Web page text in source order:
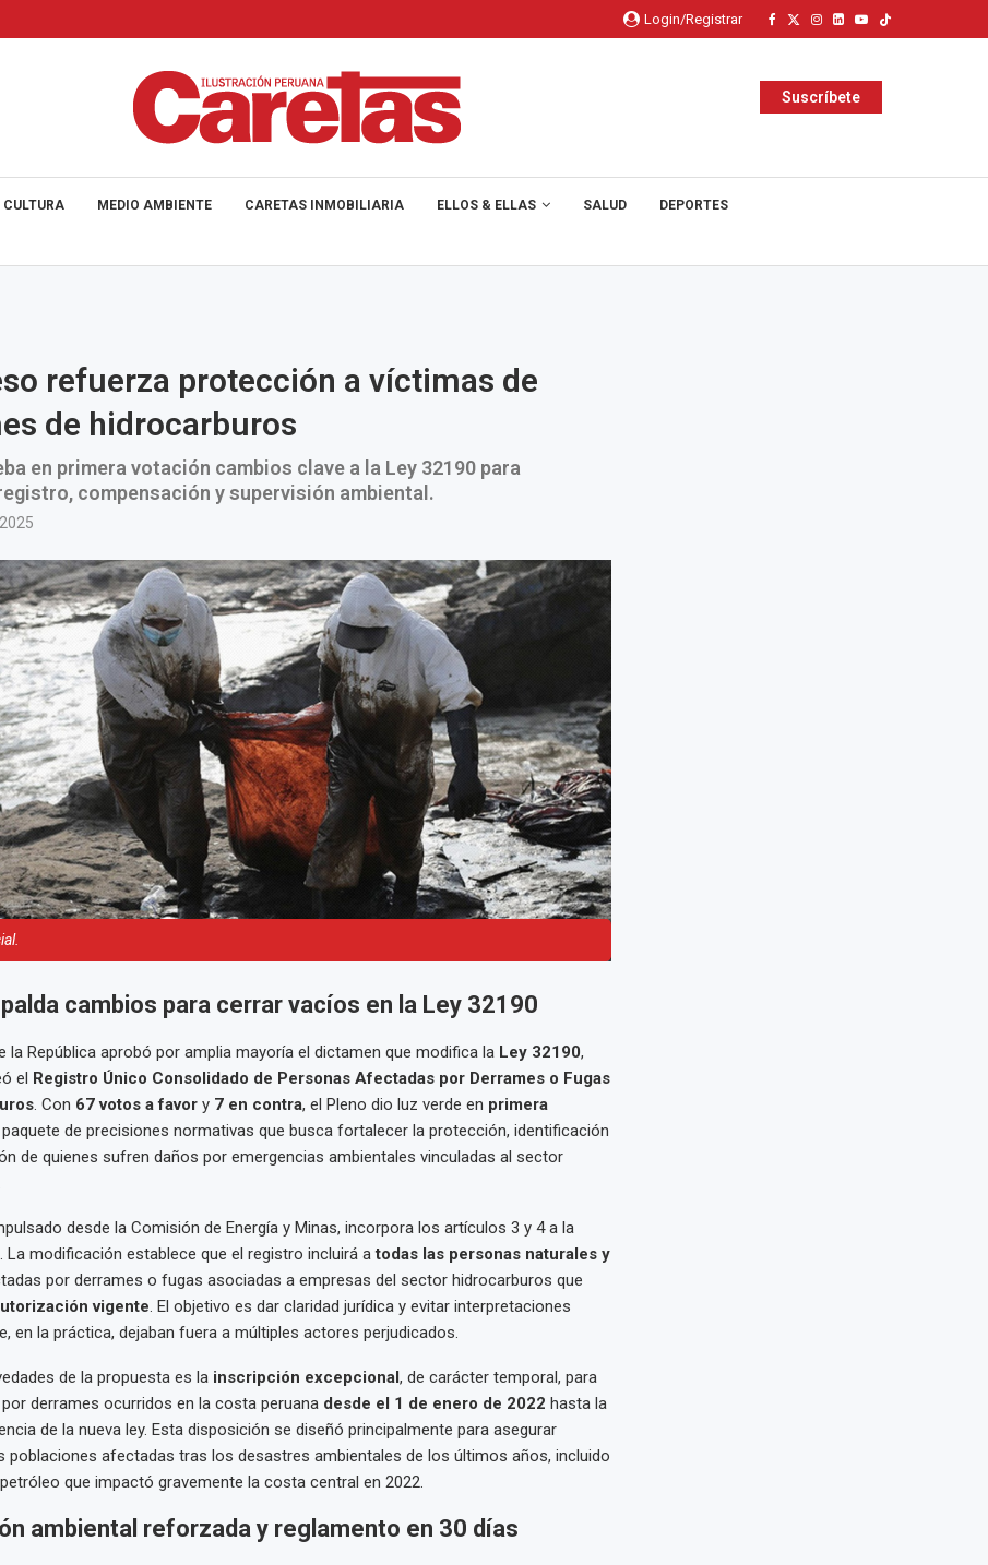
Login/Registrar
Suscríbete
CULTURA MEDIO AMBIENTE CARETAS INMOBILIARIA ELLOS & ELLAS SALUD DEPORTES
refuerza protección a víctimas de
de hidrocarburos
en primera votación cambios clave a la Ley 32190 para
compensación y supervisión ambiental.
cambios para cerrar vacíos en la Ley 32190
la República aprobó por amplia mayoría el dictamen que modifica la Ley 32190,
el Registro Único Consolidado de Personas Afectadas por Derrames o Fugas
. Con 67 votos a favory 7 en contra, el Pleno dio luz verde en primera
de precisiones normativas que busca fortalecer la protección, identificación
de quienes sufren daños por emergencias ambientales vinculadas al sector
desde la Comisión de Energía y Minas, incorpora los artículos 3 y 4 a la
La modificación establece que el registro incluirá atodas las personas naturales y
por derrames o fugas asociadas a empresas del sector hidrocarburos que
vigente. El objetivo es dar claridad jurídica y evitar interpretaciones
en la práctica, dejaban fuera a múltiples actores perjudicados.
de la propuesta es la inscripción excepcional, de carácter temporal, para
derrames ocurridos en la costa peruana desde el 1 de enero de 2022 hasta la
de la nueva ley. Esta disposición se diseñó principalmente para asegurar
poblaciones afectadas tras los desastres ambientales de los últimos años, incluido
que impactó gravemente la costa central en 2022.
ambiental reforzada y reglamento en 30 días